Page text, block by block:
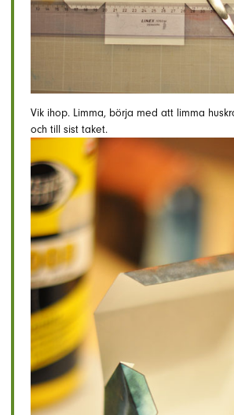
Vik ihop. Limma, börja med att limma
och till sist taket.